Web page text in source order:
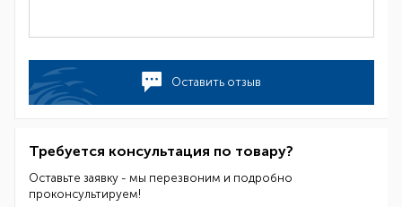
Оставить отзыв
Требуется консультация по товару?
Оставьте заявку - мы перезвоним и подробно
проконсультируем!